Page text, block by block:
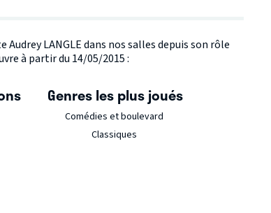
LANGLE dans nos salles depuis son rôle
à partir du 14/05/2015 :
Genres les plus joués
Comédies et boulevard
Classiques